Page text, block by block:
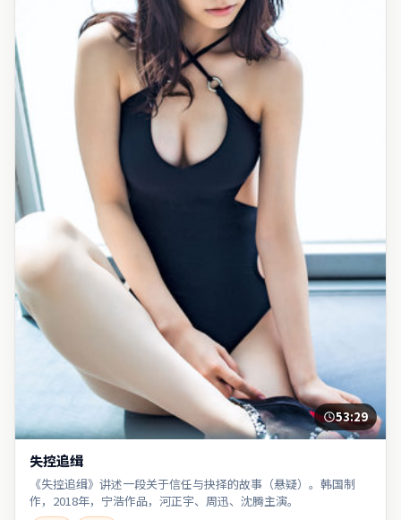
53:29
失控追缉
《失控追缉》讲述一段关于信任与抉择的故事（悬疑）。韩国制
作，2018年，宁浩作品，河正宇、周迅、沈腾主演。